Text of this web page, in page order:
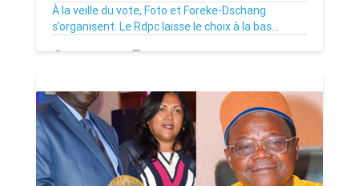
À la veille du vote, Foto et Foreke-Dschang
s’organisent. Le Rdpc laisse le choix à la bas...
14/07/26 Par MenouActu 0